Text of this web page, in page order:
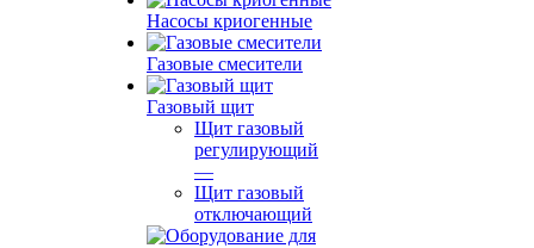
Насосы криогенные
Газовые смесители
Газовый щит
Щит газовый
регулирующий
—
Щит газовый
отключающий